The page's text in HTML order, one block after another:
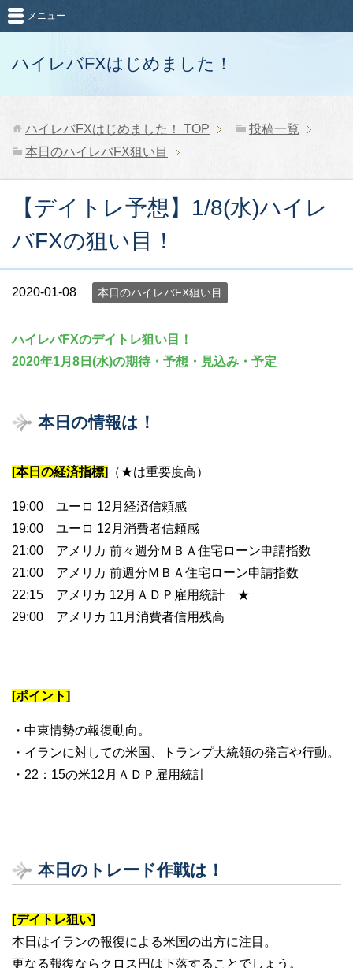
ハイレバFXはじめました！
メニュー
ハイレバFXはじめました！ TOP
投稿一覧
本日のハイレバFX狙い目
【デイトレ予想】1/8(水)ハイレ
バFXの狙い目！
2020-01-08 本日のハイレバFX狙い目
ハイレバFXのデイトレ狙い目！
2020年1月8日(水)の期待・予想・見込み・予定
本日の情報は！
[本日の経済指標] （★は重要度高）
19:00 ユーロ 12月経済信頼感
19:00 ユーロ 12月消費者信頼感
21:00 アメリカ 前々週分ＭＢＡ住宅ローン申請指数
21:00 アメリカ 前週分ＭＢＡ住宅ローン申請指数
22:15 アメリカ 12月ＡＤＰ雇用統計 ★
29:00 アメリカ 11月消費者信用残高
[ポイント]
・中東情勢の報復動向。
・イランに対しての米国、トランプ大統領の発言や行動。
・22：15の米12月ＡＤＰ雇用統計
本日のトレード作戦は！
[デイトレ狙い]
本日はイランの報復による米国の出方に注目。
更なる報復ならクロス円は下落することでしょう。